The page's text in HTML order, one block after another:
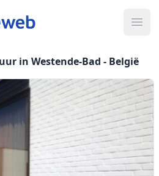
in Westende-Bad - België